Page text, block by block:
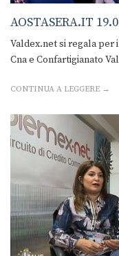
AOSTASERA.IT
Valdex.net si regala per
Cna e Confartigianato
CONTINUA A LEGGERE →